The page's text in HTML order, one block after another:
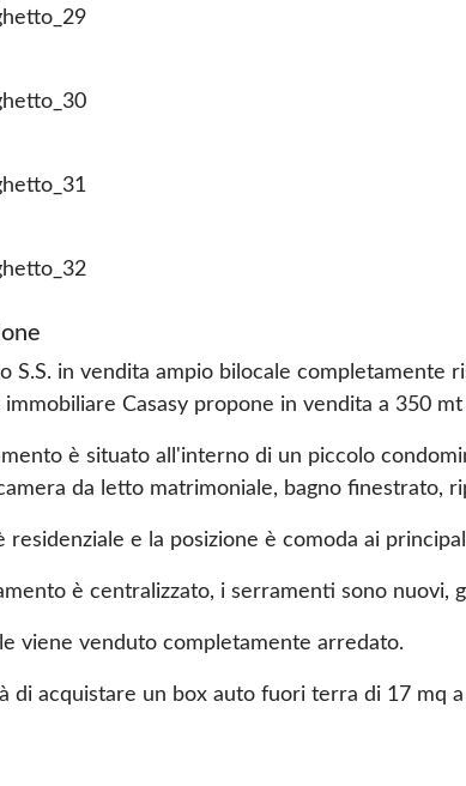
S.S. in vendita ampio bilocale
immobiliare Casasy propone in vendita a 350
è situato all'interno di un piccolo
da letto matrimoniale, bagno finestrato,
residenziale e la posizione è comoda ai
è centralizzato, i serramenti sono nuovi,
viene venduto completamente arredato.
di acquistare un box auto fuori terra di 17 mq